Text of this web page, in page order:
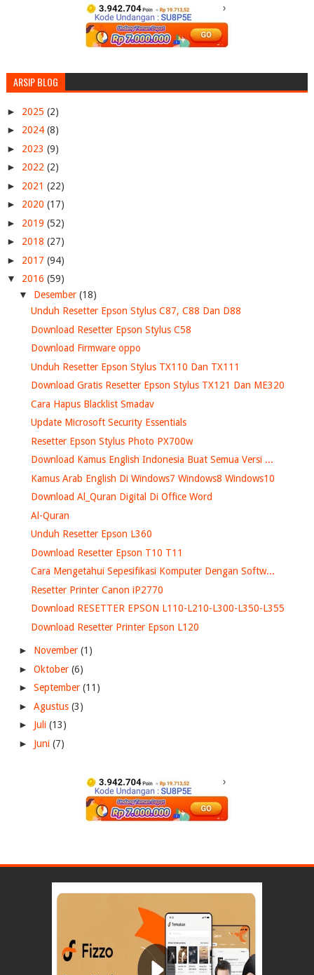
ARSIP BLOG
► 2025 (2)
► 2024 (8)
► 2023 (9)
► 2022 (2)
► 2021 (22)
► 2020 (17)
► 2019 (52)
► 2018 (27)
► 2017 (94)
▼ 2016 (59)
▼ Desember (18)
Unduh Resetter Epson Stylus C87, C88 Dan D88
Download Resetter Epson Stylus C58
Download Firmware oppo
Unduh Resetter Epson Stylus TX110 Dan TX111
Download Gratis Resetter Epson Stylus TX121 Dan ME320
Cara Hapus Blacklist Smadav
Update Microsoft Security Essentials
Resetter Epson Stylus Photo PX700w
Download Kamus English Indonesia Buat Semua Versi ...
Kamus Arab English Di Windows7 Windows8 Windows10
Download Al_Quran Digital Di Office Word
Al-Quran
Unduh Resetter Epson L360
Download Resetter Epson T10 T11
Cara Mengetahui Sepesifikasi Komputer Dengan Softw...
Resetter Printer Canon iP2770
Download RESETTER EPSON L110-L210-L300-L350-L355
Download Resetter Printer Epson L120
► November (1)
► Oktober (6)
► September (11)
► Agustus (3)
► Juli (13)
► Juni (7)